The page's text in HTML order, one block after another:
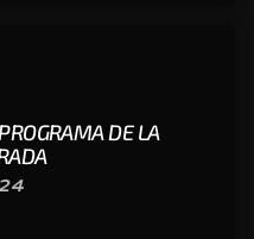
DE LA